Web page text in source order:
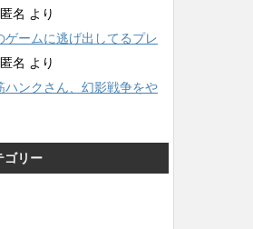
匿名 より
ゲームに逃げ出してるプレ
匿名 より
ハンクさん、幻影戦争をや
ゴリー